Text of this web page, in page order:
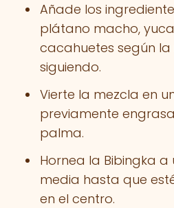
Añade los
plátano macho,
cacahuetes según
siguiendo.
Vierte la mezcla en
previamente
palma.
Hornea la Bibingka
media hasta que
en el centro.